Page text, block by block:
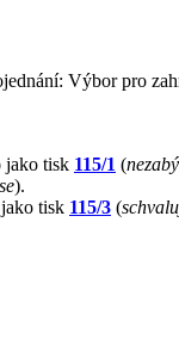
Výbor pro
jako tisk 115/1 (
).
tisk 115/3 (